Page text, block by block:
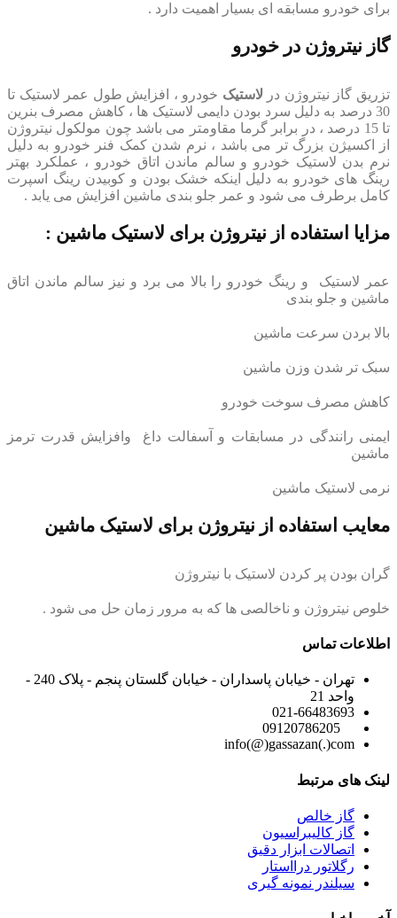
برای خودرو مسابقه ای بسیار اهمیت دارد .
گاز نیتروژن در خودرو
تزریق گاز نیتروژن در لاستیک خودرو ، افزایش طول عمر لاستیک تا
30 درصد به دلیل سرد بودن دایمی لاستیک ها ، کاهش مصرف بنرین
تا 15 درصد ، در برابر گرما مقاومتر می باشد چون مولکول نیتروژن
از اکسیژن بزرگ تر می باشد ، نرم شدن کمک فنر خودرو به دلیل
نرم بدن لاستیک خودرو و سالم ماندن اتاق خودرو ، عملکرد بهتر
رینگ های خودرو به دلیل اینکه خشک بودن و کوبیدن رینگ اسپرت
کامل برطرف می شود و عمر جلو بندی ماشین افزایش می یابد .
مزایا استفاده از نیتروژن برای لاستیک ماشین :
عمر لاستیک و رینگ خودرو را بالا می برد و نیز سالم ماندن اتاق
ماشین و جلو بندی
بالا بردن سرعت ماشین
سبک تر شدن وزن ماشین
کاهش مصرف سوخت خودرو
ایمنی رانندگی در مسابقات و آسفالت داغ وافزایش قدرت ترمز
ماشین
نرمی لاستیک ماشین
معایب استفاده از نیتروژن برای لاستیک ماشین
گران بودن پر کردن لاستیک با نیتروژن
خلوص نیتروژن و ناخالصی ها که به مرور زمان حل می شود .
اطلاعات تماس
تهران - خیابان پاسداران - خیابان گلستان پنجم - پلاک 240 -
واحد 21
021-66483693
info(@)gassazan(.)com
لینک های مرتبط
گاز خالص
گاز کالیبراسیون
اتصالات ابزار دقیق
رگلاتور درااستار
سیلندر نمونه گیری